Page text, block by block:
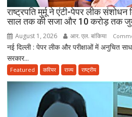
राष्ट्रपति मुर्मू ने एंटी-पेपर लीक
साल तक की सजा और 10 करोड़ तक
August 1, 2026 आर. एल. बांकिया
नई दिल्ली : पेपर लीक और परीक्षाओं में अनुचित
सरकार...
Featured करियर राज्य राष्ट्रीय